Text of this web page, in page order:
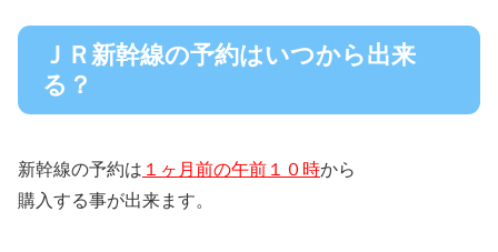
ＪＲ新幹線の予約はいつから出来
る？
新幹線の予約は １ヶ月前の午前１０時から
購入する事が出来ます。